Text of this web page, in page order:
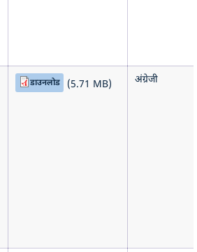
डाउनलोड (5.71 MB) अंग्रेजी